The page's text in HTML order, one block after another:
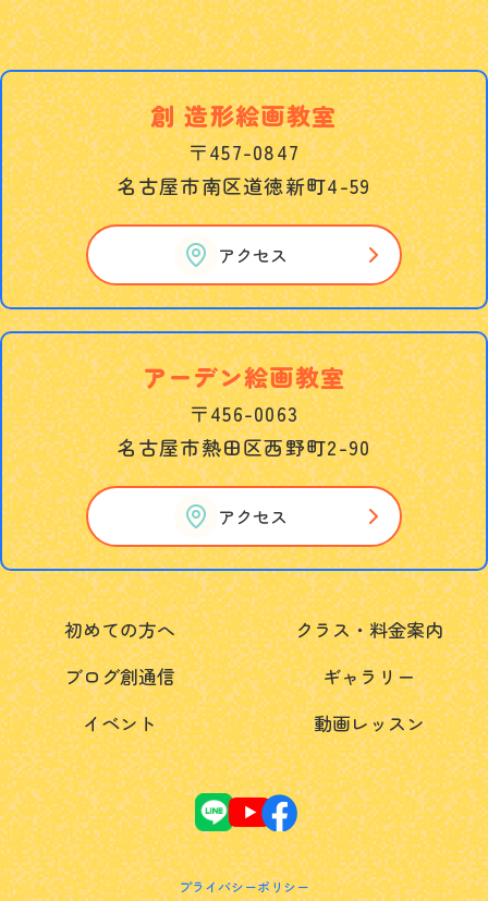
創 造形絵画教室
〒457-0847
名古屋市南区道徳新町4-59
アクセス
アーデン絵画教室
〒456-0063
名古屋市熱田区西野町2-90
アクセス
初めての方へ
クラス・料金案内
ブログ創通信
ギャラリー
イベント
動画レッスン
プライバシーポリシー